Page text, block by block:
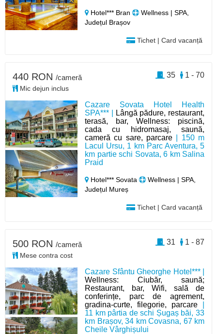
Hotel*** Bran
Wellness | SPA,
Județul Brașov
Tichet | Card vacanță
Cazare Sovata Hotel Health
SPA*** |
Lângă pădure, restaurant,
terasă, bar, Wellness: piscină,
cada cu hidromasaj, saună,
cameră cu sare, parcare | 150 m
Lacul Ursu, 1 km Parc Aventura, 5
km partie schi Sovata, 6 km Salina
Praid
Hotel*** Sovata
Wellness | SPA,
Județul Mureș
Tichet | Card vacanță
440 RON /cameră
Mic dejun inclus
1 - 70
35
Cazare Sfântu Gheorghe Hotel*** |
Wellness: Ciubăr, saună;
Restaurant, bar, Wifi, sală de
conferințe, parc de agrement,
gradina-curte, filegorie, parcare
11 km pârtia de schi Șugaș băi, 33
km Brașov, 34 km Covasna, 67 km
Cheile Vârghișului
500 RON /cameră
Mese contra cost
1 - 87
31